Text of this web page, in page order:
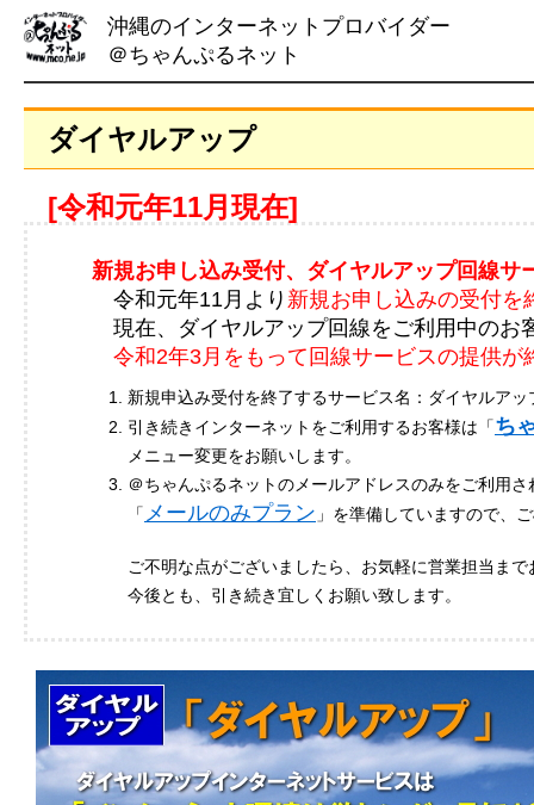
沖縄のインターネットプロバイダー
＠ちゃんぷるネット
ダイヤルアップ
[令和元年11月現在]
新規お申し込み受付、ダイヤルアップ回線サ
令和元年11月より 新規お申し込みの受付を
現在、ダイヤルアップ回線をご利用中のお
令和2年3月をもって回線サービスの提供が
新規申込み受付を終了するサービス名：ダイヤルアッ
引き続きインターネットをご利用するお客様は「ち
メニュー変更をお願いします。
＠ちゃんぷるネットのメールアドレスのみをご利用
「 メールのみプラン 」を準備していますので、
ご不明な点がございましたら、お気軽に営業担当ま
今後とも、引き続き宜しくお願い致します。